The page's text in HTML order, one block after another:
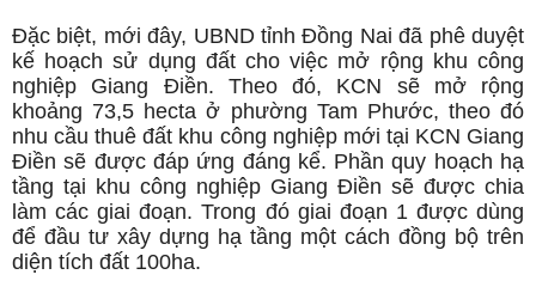
Đặc biệt, mới đây, UBND tỉnh Đồng Nai đã phê duyệt
kế hoạch sử dụng đất cho việc mở rộng khu công
nghiệp Giang Điền. Theo đó, KCN sẽ mở rộng
khoảng 73,5 hecta ở phường Tam Phước, theo đó
nhu cầu thuê đất khu công nghiệp mới tại KCN Giang
Điền sẽ được đáp ứng đáng kể. Phần quy hoạch hạ
tầng tại khu công nghiệp Giang Điền sẽ được chia
làm các giai đoạn. Trong đó giai đoạn 1 được dùng
để đầu tư xây dựng hạ tầng một cách đồng bộ trên
diện tích đất 100ha.